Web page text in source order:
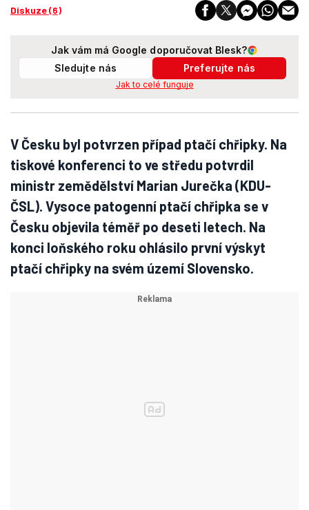
Diskuze (6)
Jak vám má Google doporučovat Blesk?
Sledujte nás
Preferujte nás
Jak to celé funguje
V Česku byl potvrzen případ ptačí chřipky. Na
tiskové konferenci to ve středu potvrdil
ministr zemědělství Marian Jurečka (KDU-
ČSL). Vysoce patogenní ptačí chřipka se v
Česku objevila téměř po deseti letech. Na
konci loňského roku ohlásilo první výskyt
ptačí chřipky na svém území Slovensko.